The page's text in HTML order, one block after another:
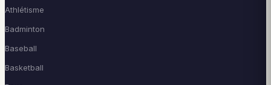
Athlétisme
Badminton
Baseball
Basketball